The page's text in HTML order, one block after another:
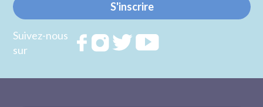
S'inscrire
Suivez-nous
sur
RejoignezRejoignezRejoignez